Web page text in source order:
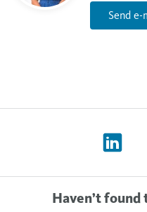
Send e-
Haven’t